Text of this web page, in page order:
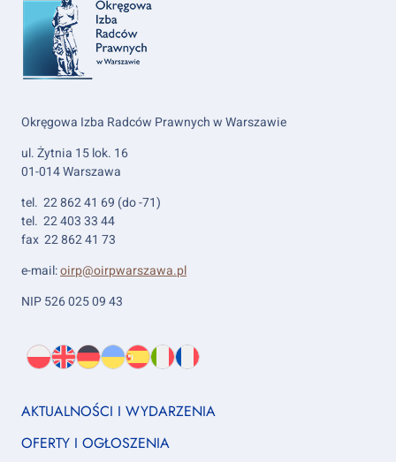
Okręgowa Izba Radców Prawnych w Warszawie
ul. Żytnia 15 lok. 16
01-014 Warszawa
tel. 22 862 41 69 (do -71)
tel. 22 403 33 44
fax 22 862 41 73
e-mail:oirp@oirpwarszawa.pl
NIP 526 025 09 43
Wybierz
język:
PL
O
EN
About
DE
About
UK
About
ES
About
IT
About
FR
About
Footer
1
AKTUALNOŚCI I WYDARZENIA
OFERTY I OGŁOSZENIA